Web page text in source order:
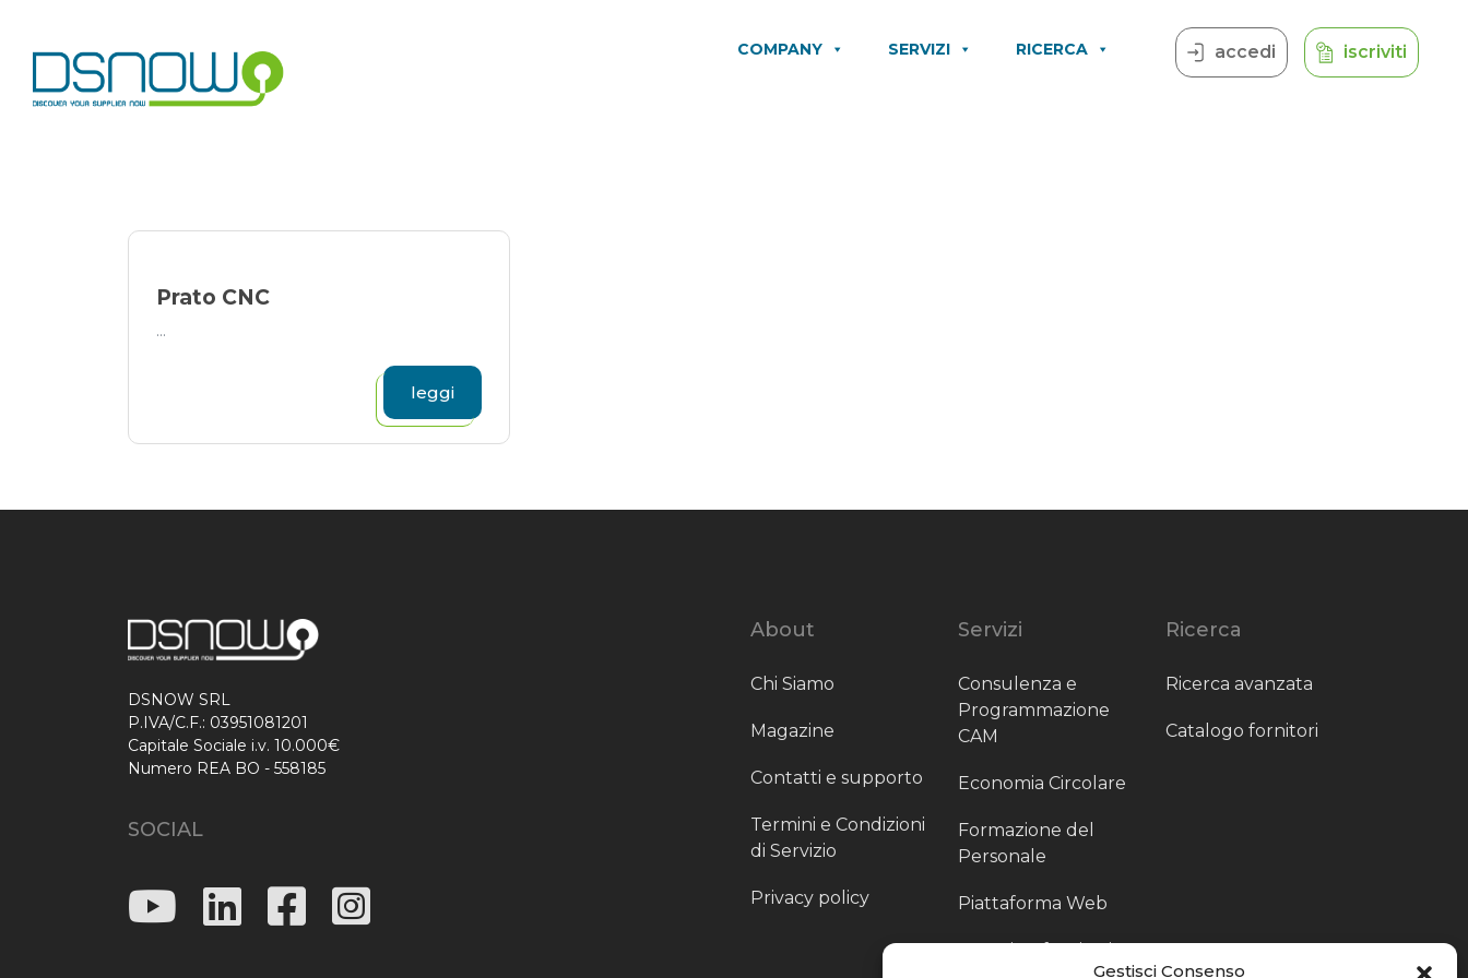
Gestisci Consenso
content
COMPANY SERVIZI RICERCA accedi iscriviti
Prato CNC
...
leggi
DSNOW SRL
P.IVA/C.F.: 03951081201
Capitale Sociale i.v. 10.000€
Numero REA BO - 558185
SOCIAL
About
Chi Siamo
Magazine
Contatti e supporto
Termini e Condizioni
di Servizio
Privacy policy
Servizi
Consulenza e
Programmazione
CAM
Economia Circolare
Formazione del
Personale
Piattaforma Web
Scouting fornitori
Ricerca
Ricerca avanzata
Catalogo fornitori